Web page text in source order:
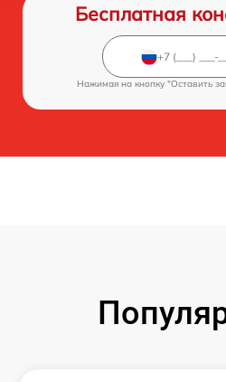
Бесплатная
Нажимая на кнопку "Оставить